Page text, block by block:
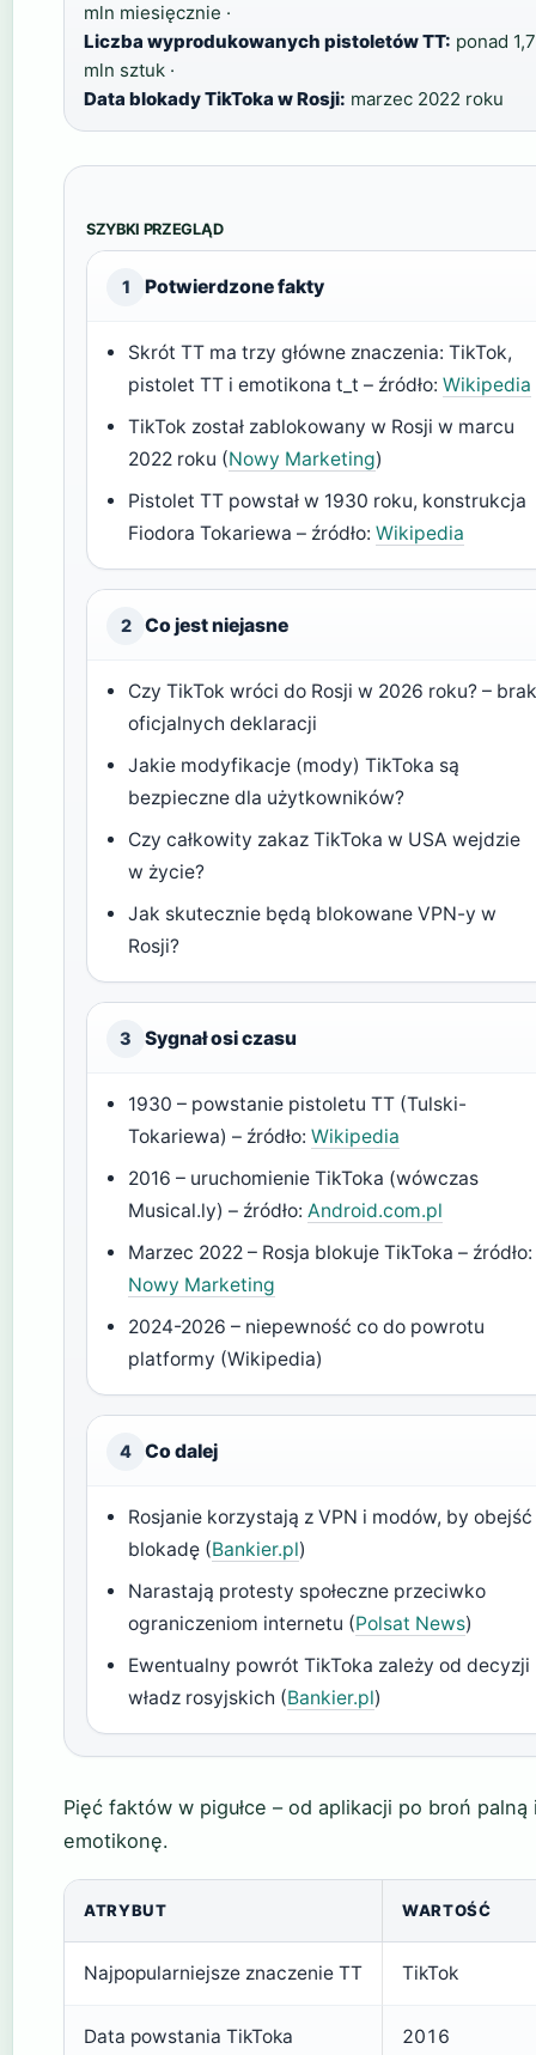
mln miesięcznie ·
Liczba wyprodukowanych pistoletów TT: ponad 1,7
mln sztuk ·
Data blokady TikToka w Rosji: marzec 2022 roku
SZYBKI PRZEGLĄD
1 Potwierdzone fakty
Skrót TT ma trzy główne znaczenia: TikTok,
pistolet TT i emotikona t_t – źródło:Wikipedia
TikTok został zablokowany w Rosji w marcu
2022 roku (Nowy Marketing)
Pistolet TT powstał w 1930 roku, konstrukcja
Fiodora Tokariewa – źródło:Wikipedia
2 Co jest niejasne
Czy TikTok wróci do Rosji w 2026 roku? –
oficjalnych deklaracji
Jakie modyfikacje (mody) TikToka są
bezpieczne dla użytkowników?
Czy całkowity zakaz TikToka w USA wejdzie
w życie?
Jak skutecznie będą blokowane VPN-y w
Rosji?
3 Sygnał osi czasu
1930 – powstanie pistoletu TT (Tulski-
Tokariewa) – źródło:Wikipedia
2016 – uruchomienie TikToka (wówczas
Musical.ly) – źródło: Android.com.pl
Marzec 2022 – Rosja blokuje TikToka – źródło:
Nowy Marketing
2024-2026 – niepewność co do powrotu
platformy (Wikipedia)
4 Co dalej
Rosjanie korzystają z VPN i modów, by obejść
blokadę (Bankier.pl)
Narastają protesty społeczne przeciwko
ograniczeniom internetu (Polsat News)
Ewentualny powrót TikToka zależy od decyzji
władz rosyjskich (Bankier.pl)
Pięć faktów w pigułce – od aplikacji po broń palną
emotikonę.
ATRYBUT WARTOŚĆ
Najpopularniejsze znaczenie TT TikTok
Data powstania TikToka 2016